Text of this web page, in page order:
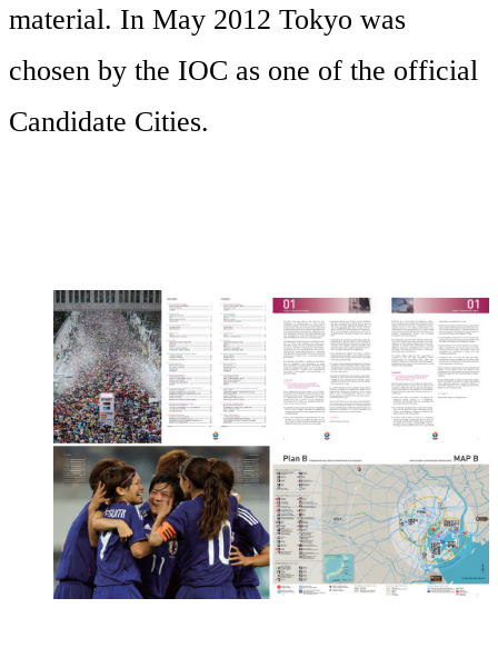
material. In May 2012 Tokyo was
chosen by the IOC as one of the official
Candidate Cities.